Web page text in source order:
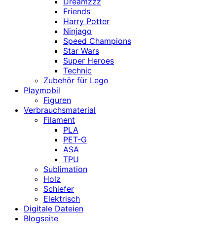
Friends
Harry Potter
Ninjago
Speed Champions
Star Wars
Super Heroes
Technic
Zubehör für Lego
Playmobil
Figuren
Verbrauchsmaterial
Filament
PLA
PET-G
ASA
TPU
Sublimation
Holz
Schiefer
Elektrisch
Digitale Dateien
Blogseite